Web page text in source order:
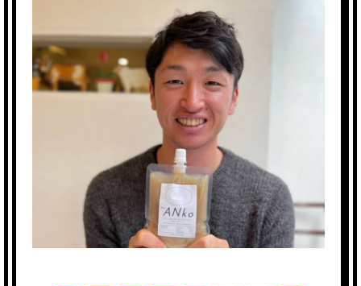
神・
近
本
光
司
選
手
が
エ
ネ
ル
ギ
ー
補